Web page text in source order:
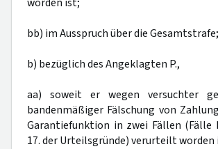
bb) im Ausspruch über die Gesamtstrafe;
b) bezüglich des Angeklagten P.,
aa) soweit er wegen versuchter
bandenmäßiger Fälschung von
Garantiefunktion in zwei Fällen (Fälle
17. der Urteilsgründe) verurteilt worden